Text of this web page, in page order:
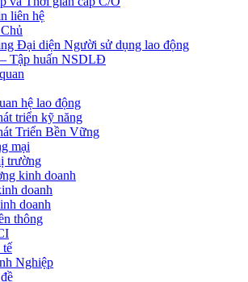
liên hệ
Đại diện Người sử dụng lao động
Tập huấn NSDLĐ
hệ lao động
triển kỹ năng
Triển Bền Vững
mại
trường
kinh doanh
doanh
doanh
thông
Nghiệp